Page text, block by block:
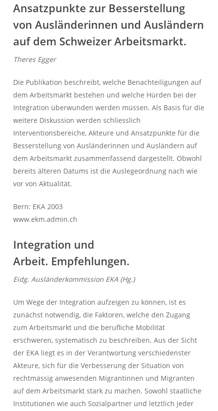
Ansatzpunkte zur Besserstellung
von Ausländerinnen und Ausländern
auf dem Schweizer Arbeitsmarkt.
Theres Egger
Die Publikation beschreibt, welche Benachteiligungen auf
dem Arbeitsmarkt bestehen und welche Hürden bei der
Integration überwunden werden müssen. Als Basis für die
weitere Diskussion werden schliesslich
Interventionsbereiche, Akteure und Ansatzpunkte für die
Besserstellung von Ausländerinnen und Ausländern auf
dem Arbeitsmarkt zusammenfassend dargestellt. Obwohl
bereits älteren Datums ist die Auslegeordnung nach wie
vor von Aktualität.
Bern: EKA 2003
www.ekm.admin.ch
Integration und
Arbeit. Empfehlungen.
Eidg. Ausländerkommission EKA (Hg.)
Um Wege der Integration aufzeigen zu können, ist es
zunächst notwendig, die Faktoren, welche den Zugang
zum Arbeitsmarkt und die berufliche Mobilität
erschweren, systematisch zu beschreiben. Aus der Sicht
der EKA liegt es in der Verantwortung verschiedenster
Akteure, sich für die Verbesserung der Situation von
rechtmässig anwesenden Migrantinnen und Migranten
auf dem Arbeitsmarkt stark zu machen. Sowohl staatliche
Institutionen wie auch Sozialpartner und letztlich jeder